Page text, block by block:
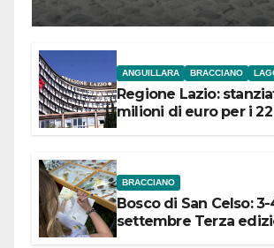
l’inaugurazione
ANGUILLARA BRACCIANO
Regione Lazio:
milioni di euro per i
BRACCIANO
Bosco di San Celso:
settembre Terza